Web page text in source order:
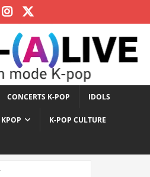
CONCERTS K-POP IDOLS
K-POP CULTURE